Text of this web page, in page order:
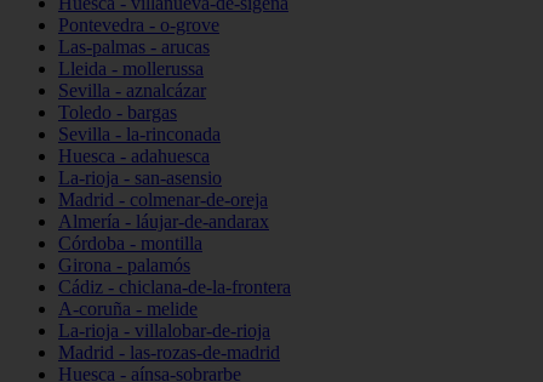
Pontevedra - o-grove
Las-palmas - arucas
Lleida - mollerussa
Sevilla - aznalcázar
Toledo - bargas
Sevilla - la-rinconada
Huesca - adahuesca
La-rioja - san-asensio
Madrid - colmenar-de-oreja
Almería - láujar-de-andarax
Córdoba - montilla
Girona - palamós
Cádiz - chiclana-de-la-frontera
A-coruña - melide
La-rioja - villalobar-de-rioja
Madrid - las-rozas-de-madrid
Huesca - aínsa-sobrarbe